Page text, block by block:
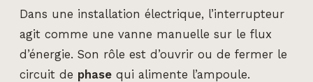
Dans une installation électrique, l’interrupteur
agit comme une vanne manuelle sur le flux
d’énergie. Son rôle est d’ouvrir ou de fermer le
circuit de phase qui alimente l’ampoule.